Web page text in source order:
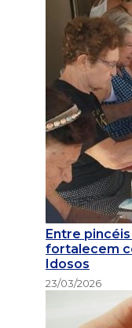
Entre
fortalecem
Idosos
23/03/2026